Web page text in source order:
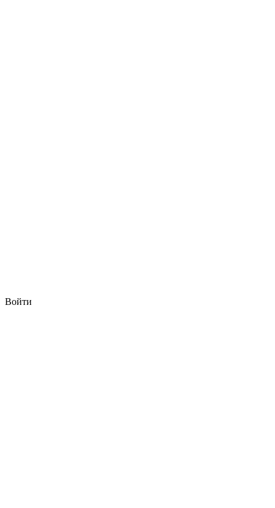
Войти